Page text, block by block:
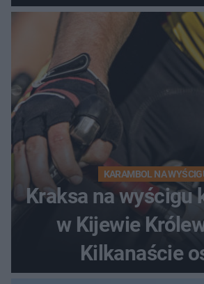
dramatycznej
KARAMBOL NA
Kraksa na wyścigu
w Kijewie
Kilkanaście